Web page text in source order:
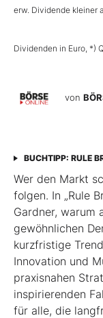
erw. Dividende kleiner
Dividenden in Euro, *)
von
BUCHTIPP: RULE
Wer den Markt
folgen. In „Rule
Gardner, warum
gewöhnlichen
kurzfristige
Innovation und
praxisnahen
inspirierenden
für alle, die